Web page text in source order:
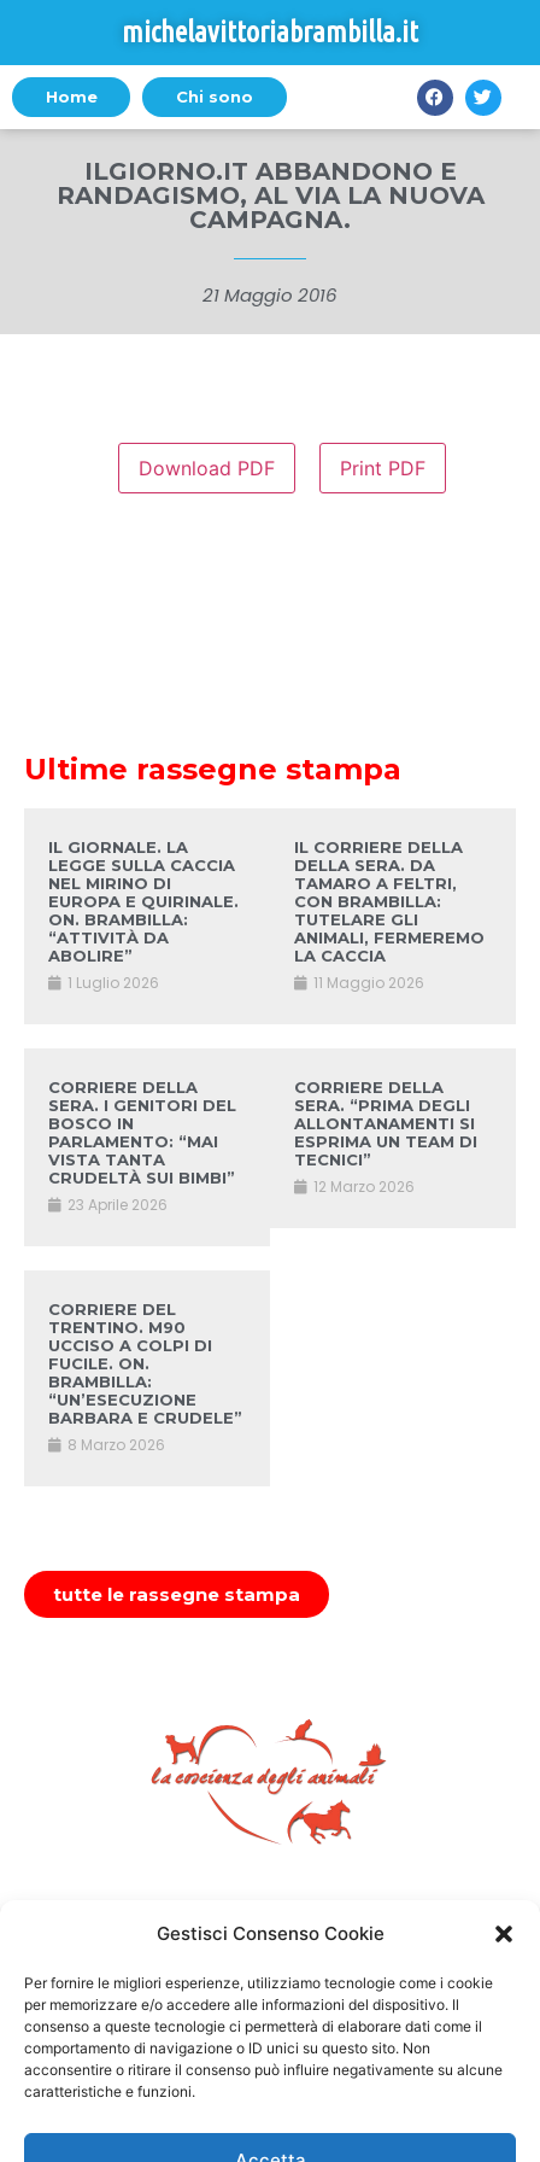
Gestisci Consenso Cookie
Per fornire le migliori esperienze, utilizziamo tecnologie come i cookie
per memorizzare e/o accedere alle informazioni del dispositivo. Il
consenso a queste tecnologie ci permetterà di elaborare dati come il
comportamento di navigazione o ID unici su questo sito. Non
acconsentire o ritirare il consenso può influire negativamente su alcune
caratteristiche e funzioni.
michelavittoriabrambilla.it
Home Chi sono
ILGIORNO.IT ABBANDONO E
RANDAGISMO, AL VIA LA NUOVA
CAMPAGNA.
21 Maggio 2016
Download PDF Print PDF
Ultime rassegne stampa
IL GIORNALE. LA
LEGGE SULLA CACCIA
NEL MIRINO DI
EUROPA E QUIRINALE.
ON. BRAMBILLA:
“ATTIVITÀ DA
ABOLIRE”
1 Luglio 2026
IL CORRIERE DELLA
DELLA SERA. DA
TAMARO A FELTRI,
CON BRAMBILLA:
TUTELARE GLI
ANIMALI, FERMEREMO
LA CACCIA
11 Maggio 2026
CORRIERE DELLA
SERA. I GENITORI DEL
BOSCO IN
PARLAMENTO: “MAI
VISTA TANTA
CRUDELTÀ SUI BIMBI”
23 Aprile 2026
CORRIERE DELLA
SERA. “PRIMA DEGLI
ALLONTANAMENTI SI
ESPRIMA UN TEAM DI
TECNICI”
12 Marzo 2026
CORRIERE DEL
TRENTINO. M90
UCCISO A COLPI DI
FUCILE. ON.
BRAMBILLA:
“UN’ESECUZIONE
BARBARA E CRUDELE”
8 Marzo 2026
tutte le rassegne stampa